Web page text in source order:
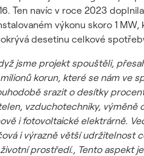
Ten navíc v roce 2023
výkonu skoro 1
desetinu celkové
jsme projekt spouštěli,
milionů korun, které se nám ve
srazit o desítky
vzduchotechniky, výměně
i fotovoltaické elektrárně.
i výrazně větší udržitelnost
prostředí., Tento aspekt